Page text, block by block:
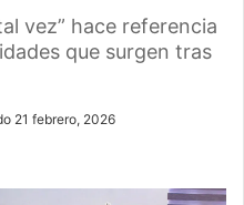
vez” hace referencia
que surgen tras
21 febrero, 2026